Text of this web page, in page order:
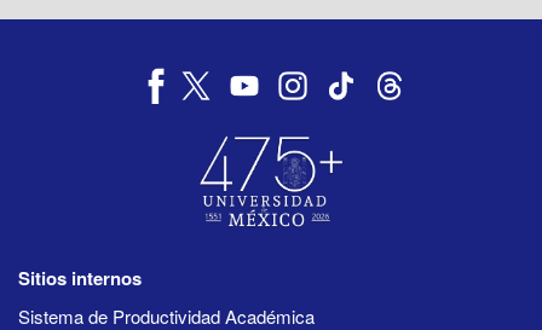
Sitios internos
Sistema de Productividad Académica